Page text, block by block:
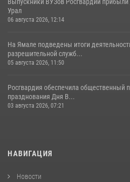
Урал
06 августа 2026, 12:14
На Ямале подведены итоги
разрешительной служб...
05 августа 2026, 11:50
Росгвардия обеспечила общественный
празднования Дня В...
03 августа 2026, 07:21
НАВИГАЦИЯ
Новости